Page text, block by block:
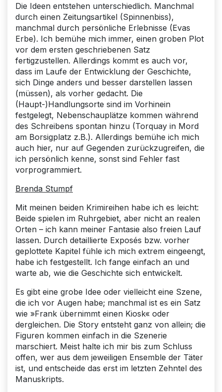
Die Ideen entstehen unterschiedlich. Manchmal
durch einen Zeitungsartikel (Spinnenbiss),
manchmal durch persönliche Erlebnisse (Evas
Erbe). Ich bemühe mich immer, einen groben Plot
vor dem ersten geschriebenen Satz
fertigzustellen. Allerdings kommt es auch vor,
dass im Laufe der Entwicklung der Geschichte,
sich Dinge anders und besser darstellen lassen
(müssen), als vorher gedacht. Die
(Haupt-)Handlungsorte sind im Vorhinein
festgelegt, Nebenschauplätze kommen während
des Schreibens spontan hinzu (Torquay in Mord
am Borsigplatz z.B.). Allerdings bemühe ich mich
auch hier, nur auf Gegenden zurückzugreifen, die
ich persönlich kenne, sonst sind Fehler fast
vorprogrammiert.
Brenda Stumpf
Mit meinen beiden Krimireihen habe ich es leicht:
Beide spielen im Ruhrgebiet, aber nicht an realen
Orten – ich kann meiner Fantasie also freien Lauf
lassen. Durch detaillierte Exposés bzw. vorher
geplottete Kapitel fühle ich mich extrem eingeengt,
habe ich festgestellt. Ich fange einfach an und
warte ab, wie die Geschichte sich entwickelt.
Es gibt eine grobe Idee oder vielleicht eine Szene,
die ich vor Augen habe; manchmal ist es ein Satz
wie »Frank übernimmt einen Kiosk« oder
dergleichen. Die Story entsteht ganz von allein; die
Figuren kommen einfach in die Szenerie
marschiert. Meist halte ich mir bis zum Schluss
offen, wer aus dem jeweiligen Ensemble der Täter
ist, und entscheide das erst im letzten Zehntel des
Manuskripts.